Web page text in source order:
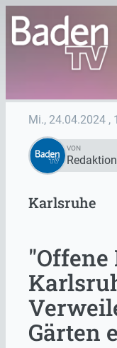
Mi., 24.04.2024 ,
VON
Redaktion
Karlsruhe
"Offene
Gärten